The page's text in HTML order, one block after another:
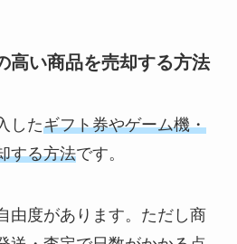
高い商品を売却する方法
したギフト券やゲーム機・
する方法です。
由度があります。ただし商